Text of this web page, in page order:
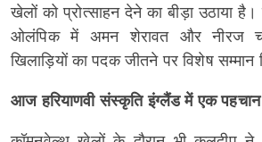
खेलों को प्रोत्साहन देने का बीड़ा उठाया
ओलंपिक में अमन शेरावत और नीरज
खिलाड़ियों का पदक जीतने पर विशेष सम्मान
आज हरियाणवी संस्कृति इंग्लैंड में एक